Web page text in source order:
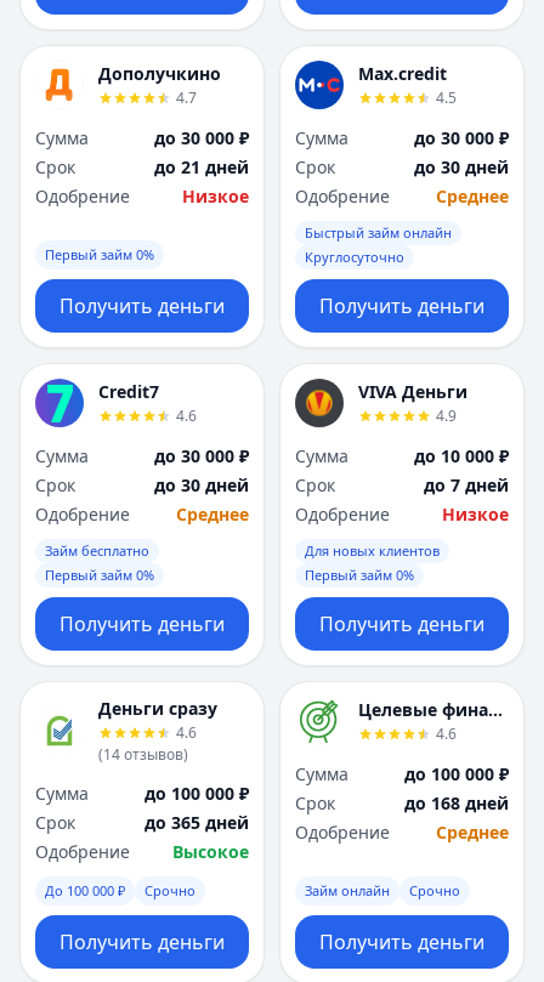
Дополучкино
4.7
Сумма
до 30 000 ₽
Срок
до 21 дней
Одобрение
Низкое
Первый займ 0%
Получить деньги
Max.credit
4.5
Сумма
до 30 000 ₽
Срок
до 30 дней
Одобрение
Среднее
Быстрый займ онлайн
Круглосуточно
Получить деньги
Credit7
4.6
Сумма
до 30 000 ₽
Срок
до 30 дней
Одобрение
Среднее
Займ бесплатно
Первый займ 0%
Получить деньги
VIVA Деньги
4.9
Сумма
до 10 000 ₽
Срок
до 7 дней
Одобрение
Низкое
Для новых клиентов
Первый займ 0%
Получить деньги
Деньги сразу
4.6
(14отзывов)
Сумма
до 100 000 ₽
Срок
до 365 дней
Одобрение
Высокое
До 100 000 ₽ Срочно
Получить деньги
Целевые финансы
4.6
Сумма
до 100 000 ₽
Срок
до 168 дней
Одобрение
Среднее
Займ онлайн Срочно
Получить деньги